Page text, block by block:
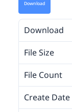
Download
Download
File Size
File Count
Create Date